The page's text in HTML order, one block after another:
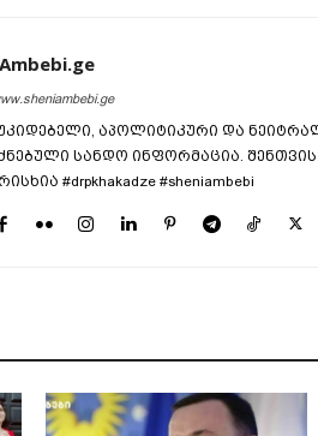
აპოლიტიკური და
სანდო ინფორმაცია.
#drpkhakadze #sheniambebi